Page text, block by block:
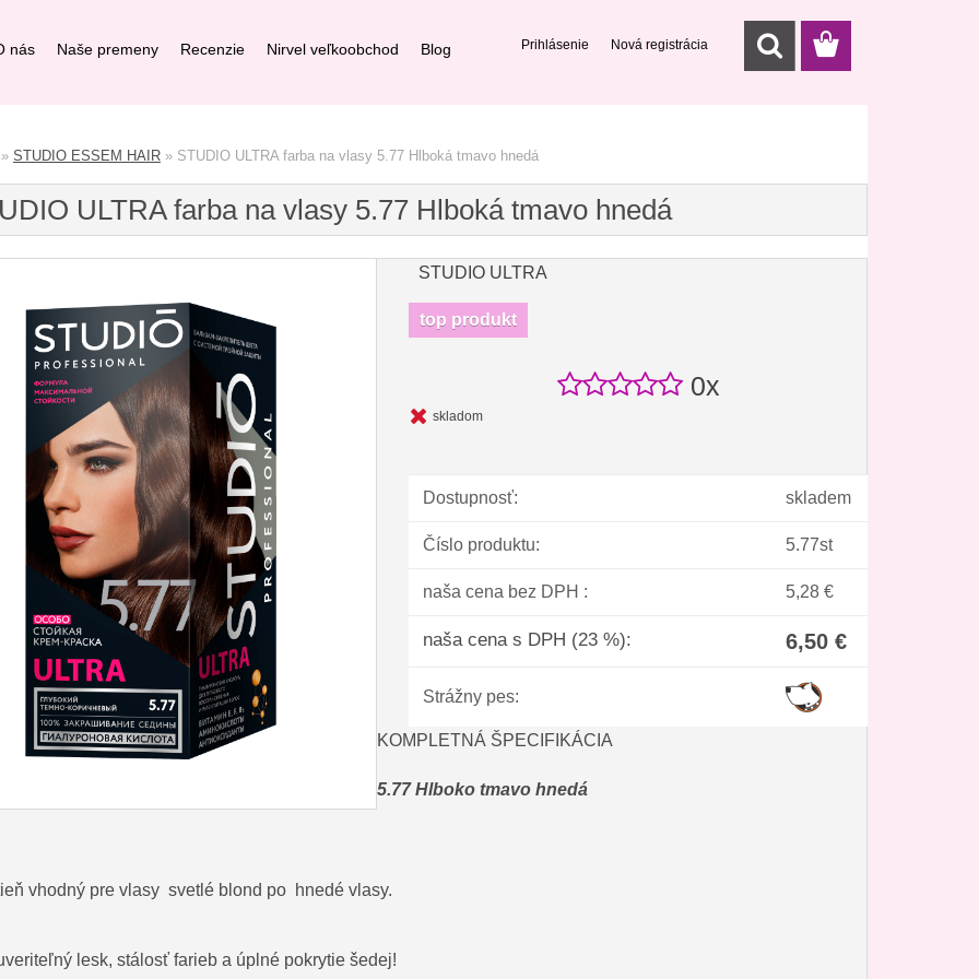
nás Naše premeny Recenzie Nirvel veľkoobchod Blog Prihlásenie Nová registrácia
» STUDIO ESSEM HAIR » STUDIO ULTRA farba na vlasy 5.77 Hlboká tmavo hnedá
ULTRA farba na vlasy 5.77 Hlboká tmavo hnedá
STUDIO ULTRA
top produkt
0x
skladom
Dostupnosť: skladem
Číslo produktu: 5.77st
naša cena bez DPH : 5,28 €
naša cena s DPH (23 %): 6,50 €
Strážny pes:
KOMPLETNÁ ŠPECIFIKÁCIA
5.77 Hlboko tmavo hnedá
vhodný pre vlasy svetlé blond po hnedé vlasy.
lesk, stálosť farieb a úplné pokrytie šedej!